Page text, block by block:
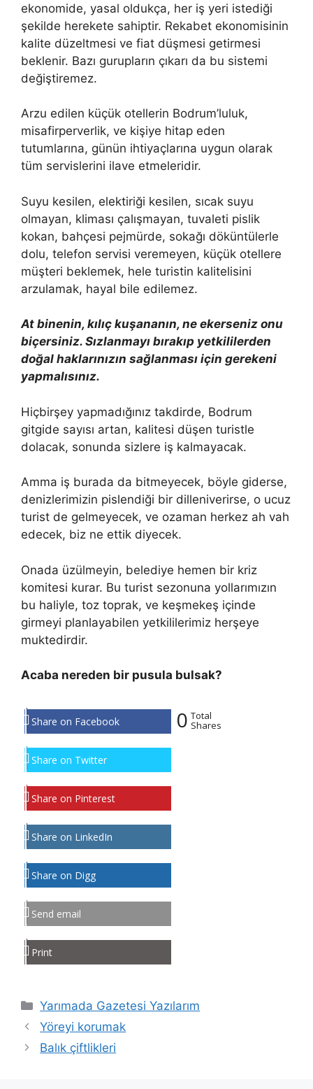
ekonomide, yasal oldukça, her iş yeri istediği
şekilde herekete sahiptir. Rekabet ekonomisinin
kalite düzeltmesi ve fiat düşmesi getirmesi
beklenir. Bazı gurupların çıkarı da bu sistemi
değiştiremez.
Arzu edilen küçük otellerin Bodrum’luluk,
misafirperverlik, ve kişiye hitap eden
tutumlarına, günün ihtiyaçlarına uygun olarak
tüm servislerini ilave etmeleridir.
Suyu kesilen, elektiriği kesilen, sıcak suyu
olmayan, kliması çalışmayan, tuvaleti pislik
kokan, bahçesi pejmürde, sokağı döküntülerle
dolu, telefon servisi veremeyen, küçük otellere
müşteri beklemek, hele turistin kalitelisini
arzulamak, hayal bile edilemez.
At binenin, kılıç kuşananın, ne ekerseniz onu
biçersiniz. Sızlanmayı bırakıp yetkililerden
doğal haklarınızın sağlanması için gerekeni
yapmalısınız.
Hiçbirşey yapmadığınız takdirde, Bodrum
gitgide sayısı artan, kalitesi düşen turistle
dolacak, sonunda sizlere iş kalmayacak.
Amma iş burada da bitmeyecek, böyle giderse,
denizlerimizin pislendiği bir dilleniverirse, o ucuz
turist de gelmeyecek, ve ozaman herkez ah vah
edecek, biz ne ettik diyecek.
Onada üzülmeyin, belediye hemen bir kriz
komitesi kurar. Bu turist sezonuna yollarımızın
bu haliyle, toz toprak, ve keşmekeş içinde
girmeyi planlayabilen yetkililerimiz herşeye
muktedirdir.
Acaba nereden bir pusula bulsak?
Share on Facebook
Share on Twitter
Share on Pinterest
Share on LinkedIn
Share on Digg
Send email
Print
0 Total
Shares
Kategoriler
Yarımada Gazetesi Yazılarım
Yöreyi korumak
Balık çiftlikleri